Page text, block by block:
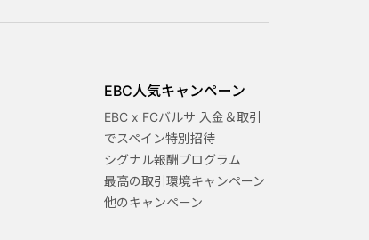
EBC人気キャンペーン
EBC x FCバルサ 入金＆取引
でスペイン特別招待
シグナル報酬プログラム
最高の取引環境キャンペーン
他のキャンペーン